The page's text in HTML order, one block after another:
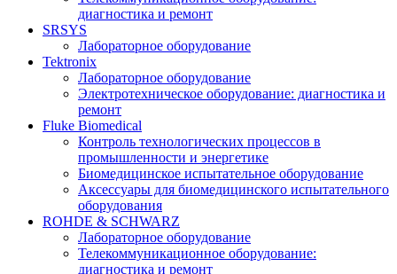
диагностика и ремонт
SRSYS
Лабораторное оборудование
Tektronix
Лабораторное оборудование
Электротехническое оборудование: диагностика и
ремонт
Fluke Biomedical
Контроль технологических процессов в
промышленности и энергетике
Биомедицинское испытательное оборудование
Аксессуары для биомедицинского испытательного
оборудования
ROHDE & SCHWARZ
Лабораторное оборудование
Телекоммуникационное оборудование:
диагностика и ремонт